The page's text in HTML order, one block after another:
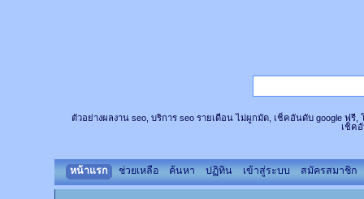
ตัวอย่างผลงาน seo, บริการ seo รายเดือน ไม่ผูกมัด, เช็คอันดับ google ฟรี,
เช็ค
หน้าแรก ช่วยเหลือ ค้นหา ปฏิทิน เข้าสู่ระบบ สมัครสมาชิก